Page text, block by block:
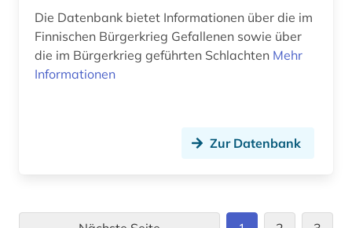
Die Datenbank bietet Informationen über die im
Finnischen Bürgerkrieg Gefallenen sowie über
die im Bürgerkrieg geführten Schlachten Mehr
Informationen
Zur Datenbank